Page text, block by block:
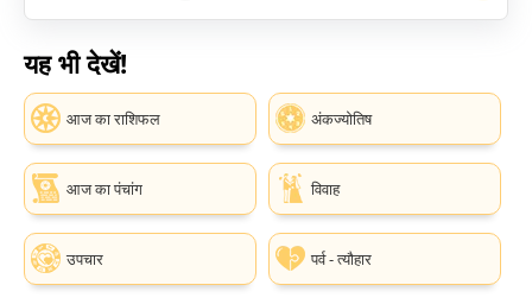
यह भी देखें!
आज का राशिफल अंकज्योतिष
आज का पंचांग विवाह
उपचार पर्व - त्यौहार